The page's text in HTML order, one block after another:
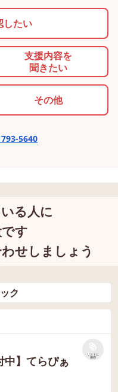
したい
支援内容を
聞きたい
その他
5640
る人に
す
せしましょう
ク
中】てらぴぁ
リストに
保存